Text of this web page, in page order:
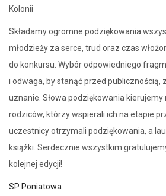
Kolonii
Składamy ogromne podziękowania
młodzieży za serce, trud oraz czas
do konkursu. Wybór odpowiedniego
i odwaga, by stanąć przed publicznością,
uznanie. Słowa podziękowania
rodziców, którzy wspierali ich na etapie
uczestnicy otrzymali podziękowania, a
książki. Serdecznie wszystkim
kolejnej edycji!
SP Poniatowa